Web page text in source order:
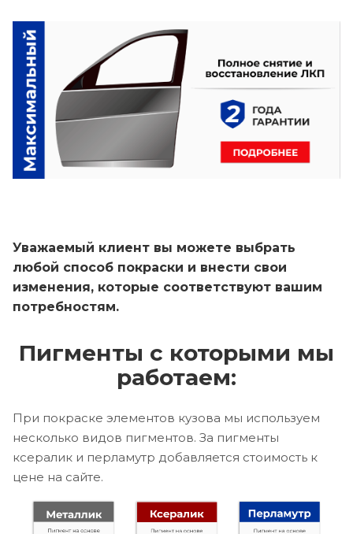
Уважаемый клиент вы можете выбрать
любой способ покраски и внести свои
изменения, которые соответствуют вашим
потребностям.
Пигменты с которыми мы
работаем:
При покраске элементов кузова мы используем
несколько видов пигментов. За пигменты
ксералик и перламутр добавляется стоимость к
цене на сайте.